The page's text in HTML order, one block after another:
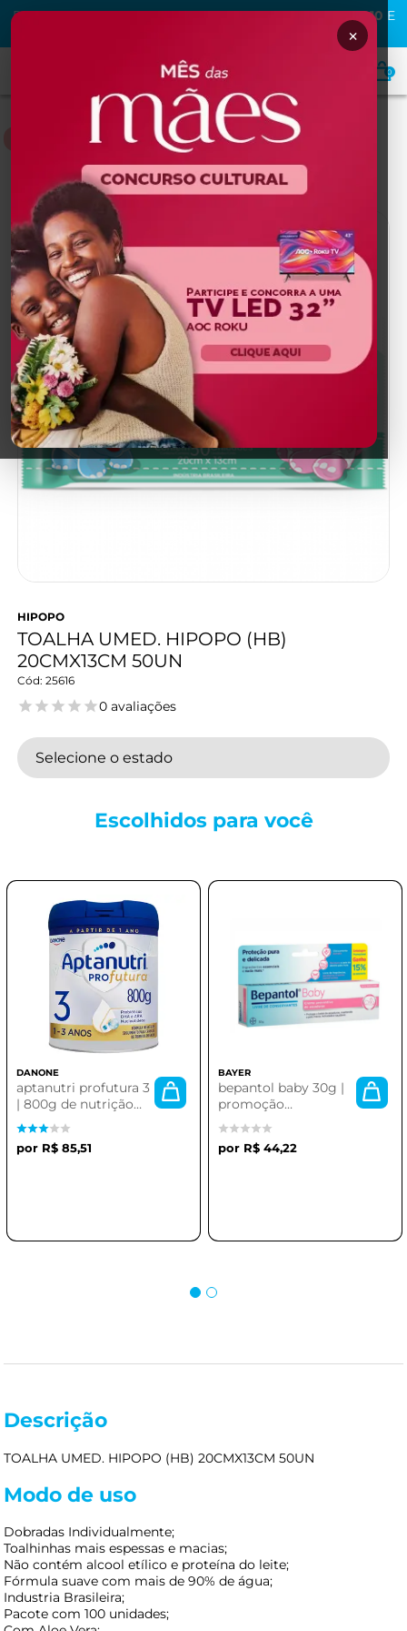
PRIMEIRA COMPRA NA MAFRA? USE O CUPOMMAFRA10 E
0
NUTRIÇÃO
NUTRIÇÃO
HIPOPO
TOALHA UMED. HIPOPO (HB)
20CMX13CM 50UN
25616
0 avaliações
Selecione o estado
Escolhidos para você
DANONE
aptanutri profutura 3
| 800g de nutrição
avançada
R$ 85,51
BAYER
bepantol baby 30g |
promoção
imperdível
R$ 44,22
Descrição
TOALHA UMED. HIPOPO (HB) 20CMX13CM 50UN
Modo de uso
Dobradas Individualmente;
Toalhinhas mais espessas e macias;
Não contém alcool etílico e proteína do leite;
Fórmula suave com mais de 90% de água;
Industria Brasileira;
Pacote com 100 unidades;
×